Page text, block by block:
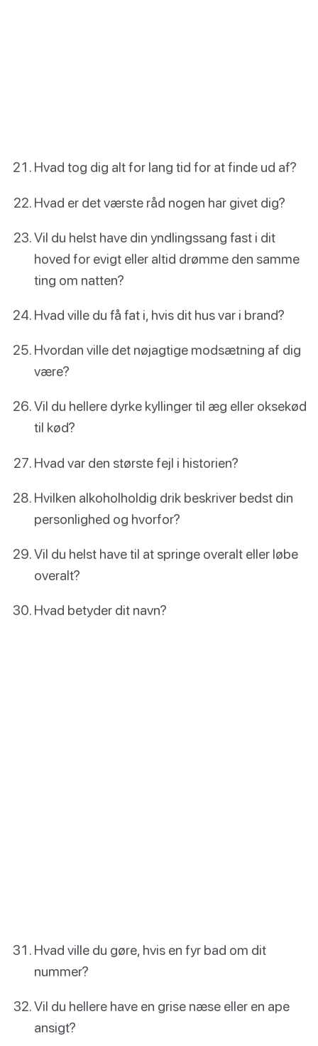
Hvad tog dig alt for lang tid for at finde ud af?
Hvad er det værste råd nogen har givet dig?
Vil du helst have din yndlingssang fast i dit
hoved for evigt eller altid drømme den samme
ting om natten?
Hvad ville du få fat i, hvis dit hus var i brand?
Hvordan ville det nøjagtige modsætning af dig
være?
Vil du hellere dyrke kyllinger til æg eller oksekød
til kød?
Hvad var den største fejl i historien?
Hvilken alkoholholdig drik beskriver bedst din
personlighed og hvorfor?
Vil du helst have til at springe overalt eller løbe
overalt?
Hvad betyder dit navn?
Hvad ville du gøre, hvis en fyr bad om dit
nummer?
Vil du hellere have en grise næse eller en ape
ansigt?